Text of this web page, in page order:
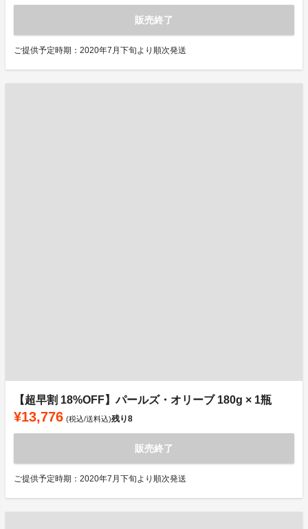
販売終了
ご提供予定時期：2020年7月下旬より順次発送
【超早割 18%OFF】パールズ・オリーブ 180g × 1瓶
¥13,776 (税込/送料込)残り8
販売終了
ご提供予定時期：2020年7月下旬より順次発送